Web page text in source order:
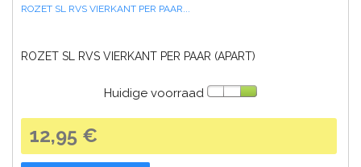
ROZET SL RVS VIERKANT PER PAAR...
ROZET SL RVS VIERKANT PER PAAR (APART)
Huidige voorraad
12,95 €